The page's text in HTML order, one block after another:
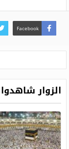
Facebook
الزوار